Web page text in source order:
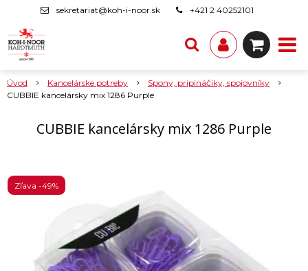
sekretariat@koh-i-noor.sk +421 2 40252101
Úvod Kancelárske potreby
Spony, pripináčiky, spojovníky
CUBBIE kancelársky mix 1286 Purple
CUBBIE kancelársky mix 1286 Purple
Zľava -49%